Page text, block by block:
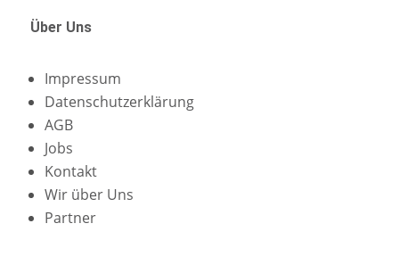
Über Uns
Impressum
Datenschutzerklärung
AGB
Jobs
Kontakt
Wir über Uns
Partner